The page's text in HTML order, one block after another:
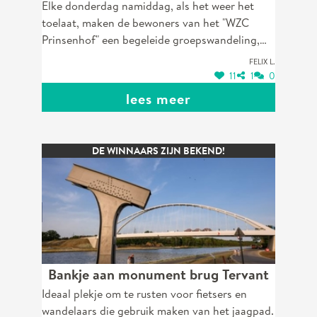
voor bewoners van het "WZC
Prinsenhof" en de vele fietstoeristen.
Elke donderdag namiddag, als het weer het
toelaat, maken de bewoners van het "WZC
Prinsenhof" een begeleide groepswandeling,
zie foto. Het zou mooi en nuttig zijn als er een
rustbank wordt geplaatst langs het fietspad in
het bos. Verbinding Nieuwendijk -
Korspelheidestraat, op de grens van Korspel en
nog kunnen stappen, en ook de begeleiders die
de rolstoelzitters stoten, onderweg al zittend
kunnen rusten. De vele fietstoeristen kunnen
hier dan ook halt houden.
Felix L.
11 1 0
lees meer
DE WINNAARS ZIJN BEKEND!
Bankje aan monument brug Tervant
Ideaal plekje om te rusten voor fietsers en
wandelaars die gebruik maken van het jaagpad.